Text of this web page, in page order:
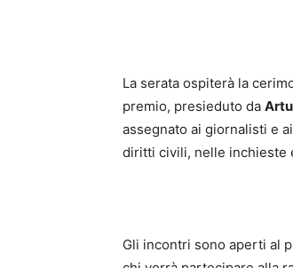
La serata ospiterà la
premio, presieduto da
assegnato ai giornalisti e
diritti civili, nelle inchieste
Gli incontri sono aperti al